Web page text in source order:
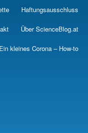
Haftungsausschluss
Über ScienceBlog.at
Ein kleines Corona – How-to